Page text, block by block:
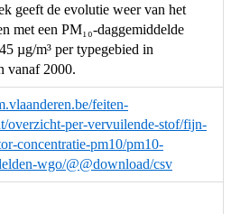
geeft de evolutie weer van het
met een PM₁₀-daggemiddelde
µg/m³ per typegebied in
vanaf 2000.
feiten-
overzicht-per-vervuilende-stof/fijn-
concentratie-pm10/pm10-
wgo/@@download/csv